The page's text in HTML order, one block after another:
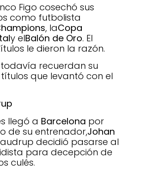
Figo cosechó sus
como futbolista
, laCopa
y elBalón de Oro. El
le dieron la razón.
todavía recuerdan su
que levantó con el
llegó a Barcelona por
de su entrenador,Johan
decidió pasarse al
para decepción de
culés.